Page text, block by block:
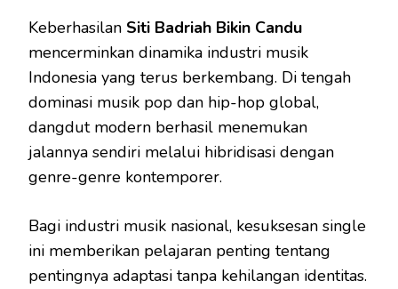
Keberhasilan Siti Badriah Bikin Candu
mencerminkan dinamika industri musik
Indonesia yang terus berkembang. Di tengah
dominasi musik pop dan hip-hop global,
dangdut modern berhasil menemukan
jalannya sendiri melalui hibridisasi dengan
genre-genre kontemporer.
Bagi industri musik nasional, kesuksesan single
ini memberikan pelajaran penting tentang
pentingnya adaptasi tanpa kehilangan identitas.